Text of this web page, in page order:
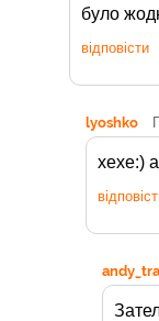
було
відповісти
lyoshko
хехе:)